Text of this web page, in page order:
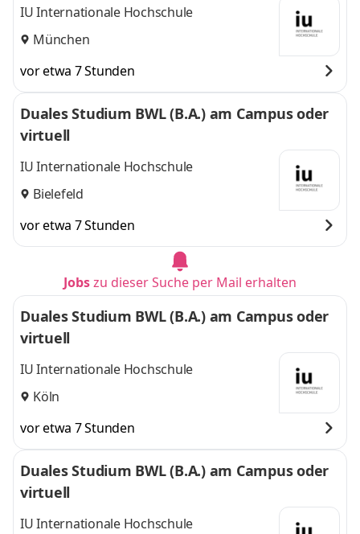
IU Internationale Hochschule
München
vor etwa 7 Stunden
Duales Studium BWL (B.A.) am Campus oder
virtuell
IU Internationale Hochschule
Bielefeld
vor etwa 7 Stunden
Jobszu dieser Suche per Mail erhalten
Duales Studium BWL (B.A.) am Campus oder
virtuell
IU Internationale Hochschule
Köln
vor etwa 7 Stunden
Duales Studium BWL (B.A.) am Campus oder
virtuell
IU Internationale Hochschule